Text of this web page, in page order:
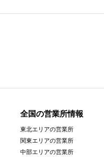
全国の営業所情報
東北エリアの営業所
関東エリアの営業所
中部エリアの営業所